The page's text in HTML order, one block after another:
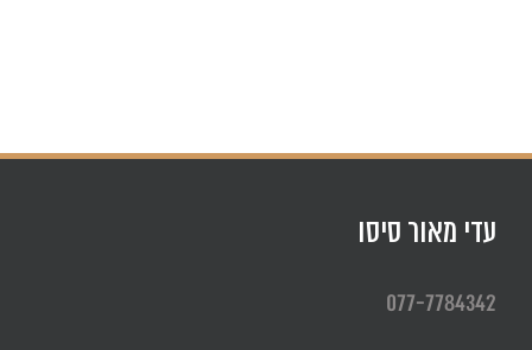
עדי מאור סיסו
077-7784342